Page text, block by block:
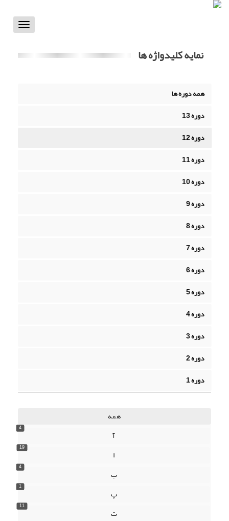
Toggle
نمایه کلیدواژه ها
همه دوره ها
دوره 13
دوره 12
دوره 11
دوره 10
دوره 9
دوره 8
دوره 7
دوره 6
دوره 5
دوره 4
دوره 3
دوره 2
دوره 1
همه
4
آ
19
ا
4
ب
1
پ
11
ت